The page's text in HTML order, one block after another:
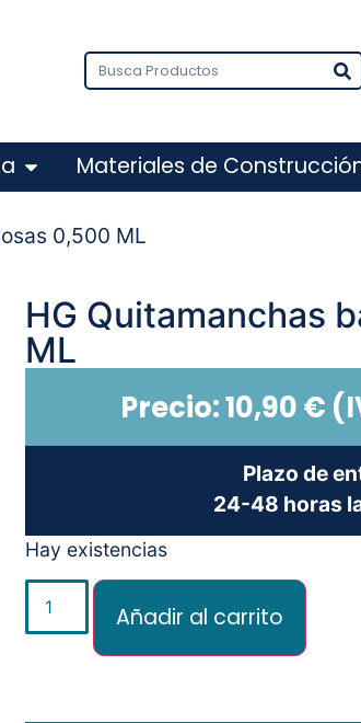
Materiales de
0,500 ML
HG Quitamanchas
ML
Precio:10,90€
Plazo de
24-48 horas
Hay existencias
Añadir al carrito